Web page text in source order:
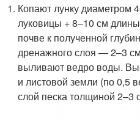
Копают лунку диаметром
луковицы + 8–10 см
почве к полученной
дренажного слоя — 2–3
выливают ведро воды.
и листовой земли (по 0,5
слой песка толщиной 2–3